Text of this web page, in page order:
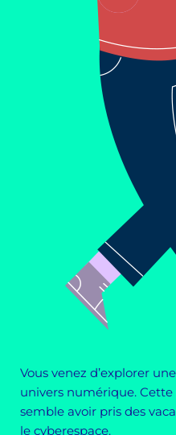
Vous venez d’explorer
univers numérique.
semble avoir pris des
le cyberespace.